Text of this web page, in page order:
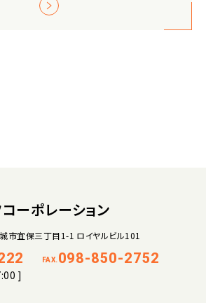
ーポレーション
市宜保三丁目1-1 ロイヤルビル101
FAX. 098-850-2752
]